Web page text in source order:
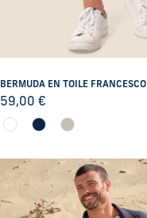
BERMUDA EN TOILE FRANCESCO
59,00€